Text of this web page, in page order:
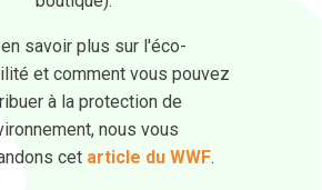
savoir plus sur l'éco-
et comment vous pouvez
à la protection de
nous vous
cet article du WWF.